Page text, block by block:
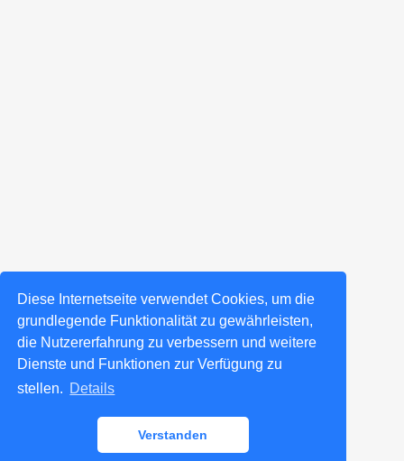
Diese Internetseite verwendet Cookies, um die
grundlegende Funktionalität zu gewährleisten,
die Nutzererfahrung zu verbessern und weitere
Dienste und Funktionen zur Verfügung zu
stellen. Details
Verstanden